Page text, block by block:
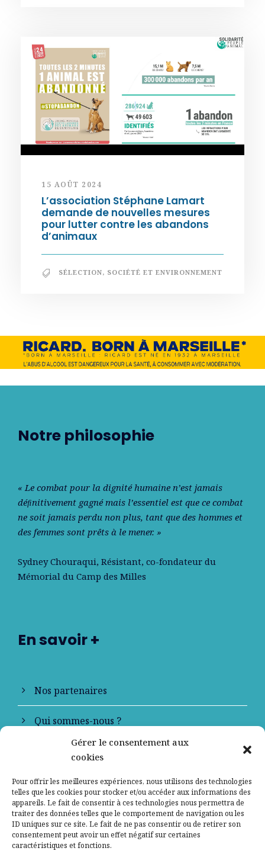
Gérer le consentement aux
cookies
Pour offrir les meilleures expériences, nous utilisons des technologies
telles que les cookies pour stocker et/ou accéder aux informations des
appareils. Le fait de consentir à ces technologies nous permettra de
traiter des données telles que le comportement de navigation ou les
ID uniques sur ce site. Le fait de ne pas consentir ou de retirer son
consentement peut avoir un effet négatif sur certaines
caractéristiques et fonctions.
15 AOÛT 2024
L’association Stéphane Lamart
demande de nouvelles mesures
pour lutter contre les abandons
d’animaux
SÉLECTION, SOCIÉTÉ ET ENVIRONNEMENT
Notre philosophie
« Le combat pour la dignité humaine n’est jamais
déﬁnitivement gagné mais l’essentiel est que ce combat
ne soit jamais perdu non plus, tant que des hommes et
des femmes sont prêts à le mener. »
Sydney Chouraqui, Résistant, co-fondateur du
Mémorial du Camp des Milles
En savoir +
Nos partenaires
Qui sommes-nous ?
Contactez-nous
Mentions légales
Politique de confidentialité